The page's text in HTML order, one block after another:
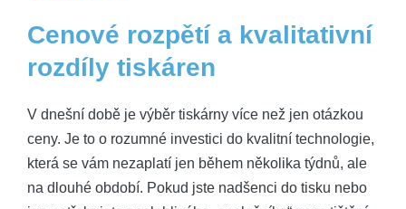
Cenové rozpětí a kvalitativní
rozdíly tiskáren
V dnešní době je výběr tiskárny více než jen otázkou
ceny. Je to o rozumné investici do kvalitní technologie,
která se vám nezaplatí jen během několika týdnů, ale
na dlouhé období. Pokud jste nadšenci do tisku nebo